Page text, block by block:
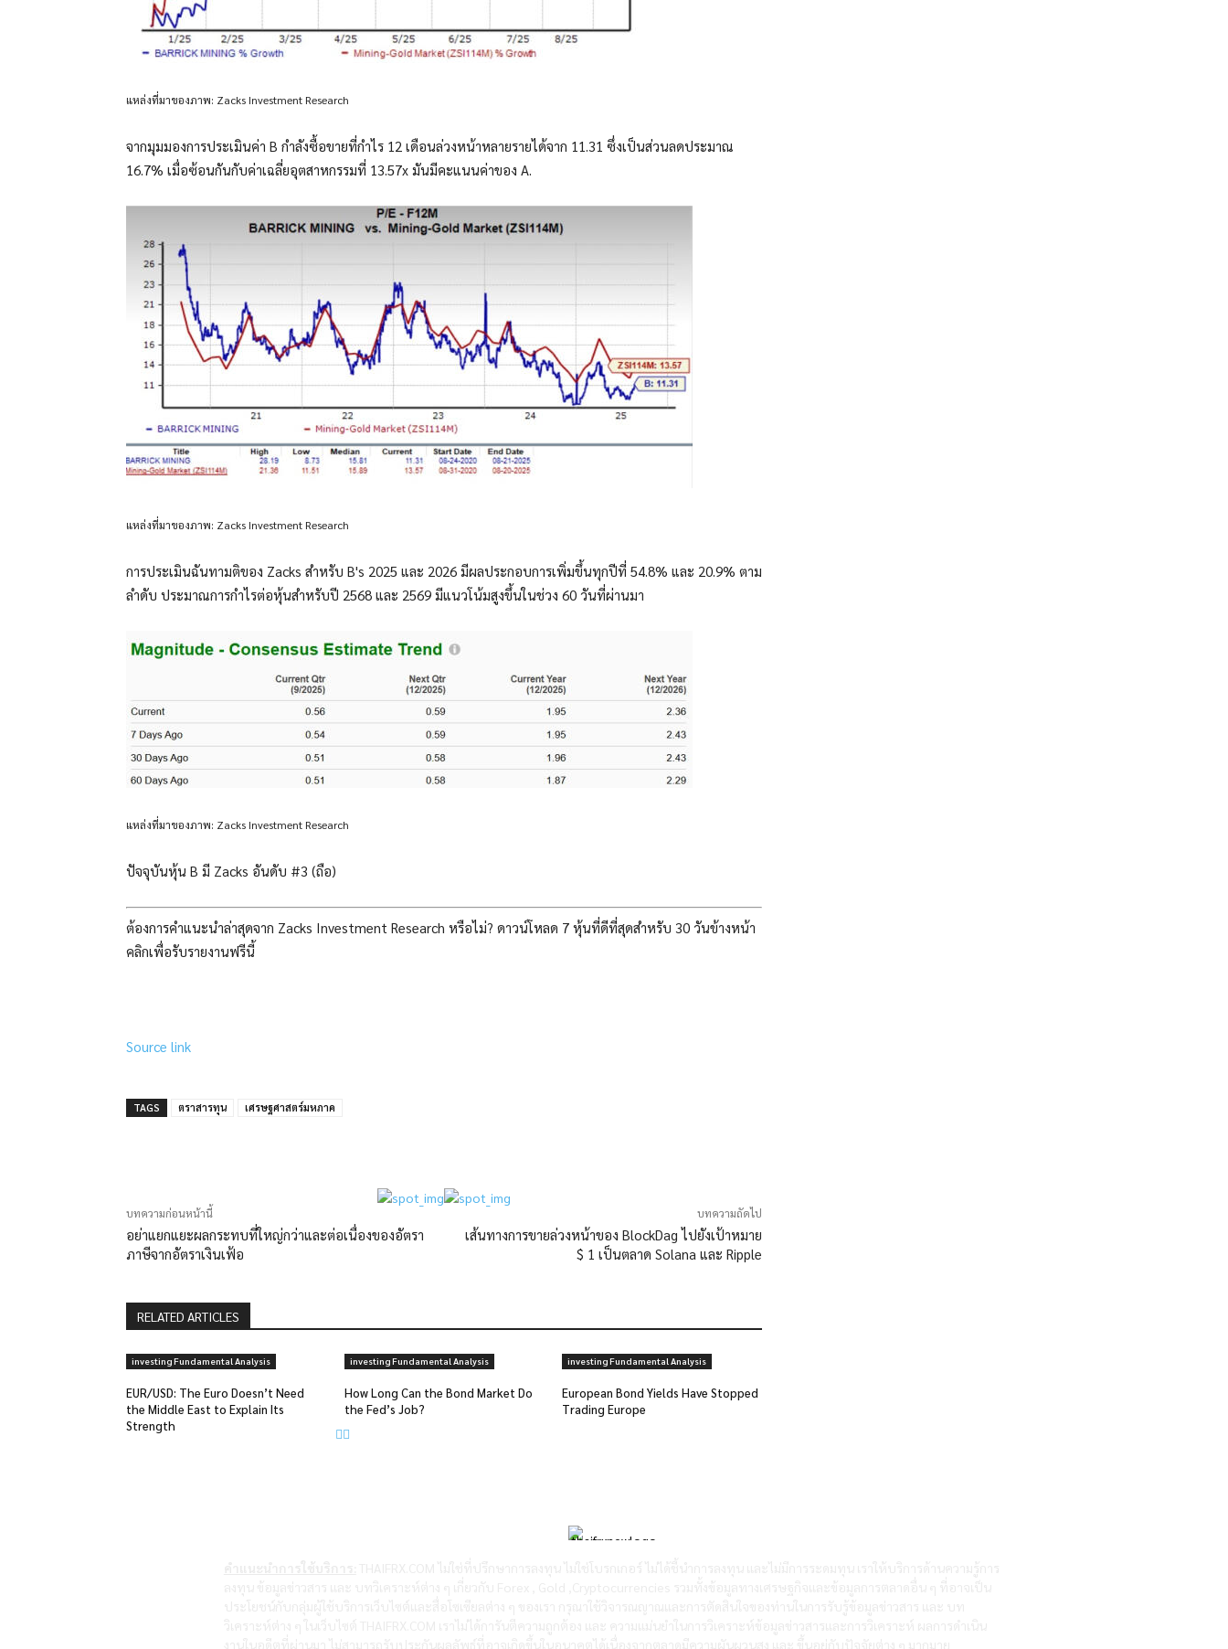
แหล่งที่มาของภาพ: Zacks Investment Research
จากมุมมองการประเมินค่า B กำลังซื้อขายที่กำไร 12 เดือนล่วงหน้าหลายรายได้จาก 11.31 ซึ่งเป็นส่วนลดประมาณ
16.7% เมื่อซ้อนกันกับค่าเฉลี่ยอุตสาหกรรมที่ 13.57x มันมีคะแนนค่าของ A.
แหล่งที่มาของภาพ: Zacks Investment Research
การประเมินฉันทามติของ Zacks สำหรับ B's 2025 และ 2026 มีผลประกอบการเพิ่มขึ้นทุกปีที่ 54.8% และ 20.9% ตาม
ลำดับ ประมาณการกำไรต่อหุ้นสำหรับปี 2568 และ 2569 มีแนวโน้มสูงขึ้นในช่วง 60 วันที่ผ่านมา
แหล่งที่มาของภาพ: Zacks Investment Research
ปัจจุบันหุ้น B มี Zacks อันดับ #3 (ถือ)
ต้องการคำแนะนำล่าสุดจาก Zacks Investment Research หรือไม่? ดาวน์โหลด 7 หุ้นที่ดีที่สุดสำหรับ 30 วันข้างหน้า
คลิกเพื่อรับรายงานฟรีนี้
Source link
TAGS ตราสารทุน เศรษฐศาสตร์มหภาค
บทความก่อนหน้านี้
อย่าแยกแยะผลกระทบที่ใหญ่กว่าและต่อเนื่องของอัตรา
ภาษีจากอัตราเงินเฟ้อ
บทความถัดไป
เส้นทางการขายล่วงหน้าของ BlockDag ไปยังเป้าหมาย
$ 1 เป็นตลาด Solana และ Ripple
RELATED ARTICLES
investing Fundamental Analysis
EUR/USD: The Euro Doesn’t Need
the Middle East to Explain Its
Strength
investing Fundamental Analysis
How Long Can the Bond Market Do
the Fed’s Job?
investing Fundamental Analysis
European Bond Yields Have Stopped
Trading Europe